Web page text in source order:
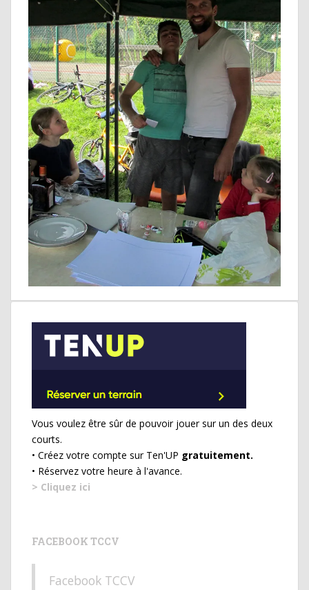
Vous voulez être sûr de pouvoir jouer sur un des deux
courts.
• Créez votre compte sur Ten'UP gratuitement.
• Réservez votre heure à l'avance.
> Cliquez ici
FACEBOOK TCCV
Facebook TCCV